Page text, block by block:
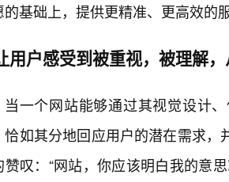
的基础上，提供更精准、更高效的
用户感受到被重视，被理解
当一个网站能够通过其视觉设计
恰如其分地回应用户的潜在需求
赞叹：“网站，你应该明白我的意